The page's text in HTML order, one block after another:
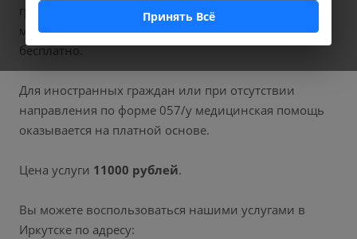
граждан России, у которых есть направление,
медицинская помощь оказывается по полису ОМС
бесплатно.
Для иностранных граждан или при отсутствии
направления по форме 057/у медицинская помощь
оказывается на платной основе.
Цена услуги 11000 рублей.
Вы можете воспользоваться нашими услугами в
Иркутске по адресу:
Принять Всё